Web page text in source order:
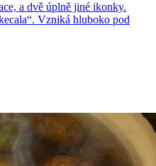
a dvě úplně jiné ikonky.
Vzniká hluboko pod